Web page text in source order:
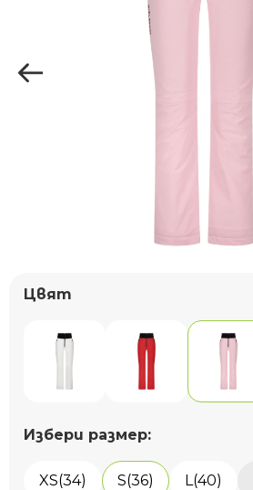
Цвят
Избери размер:
XS(34) S(36) L(40)